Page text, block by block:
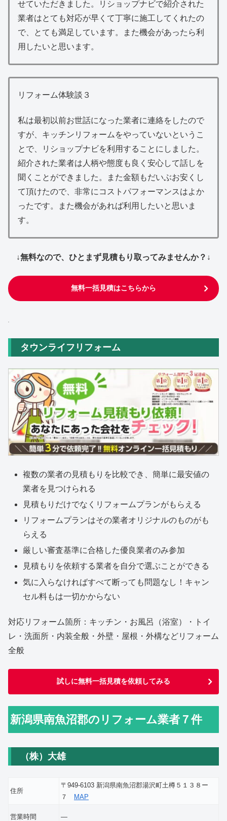
せていただきました。リショップナビで紹介された
業者はとても対応が早くて丁寧に施工してくれたの
で、とても満足しています。また機会があったら利
用したいと思います。
リフォーム体験談３
私は最初以前お世話になった業者に連絡をしたので
すが、キッチンリフォームをやっていないというこ
とで、リショップナビを利用することにしました。
紹介された業者は人柄や態度も良く安心して話しを
聞くことができました。また金額もだいぶお安くし
て頂けたので、非常にコストパフォーマンスはよか
ったです。また機会があれば利用したいと思いま
す。
↓無料なので、ひとまず見積もり取ってみませんか？↓
無料一括見積はこちらから
タウンライフリフォーム
複数の業者の見積もりを比較でき、簡単に最安値の
業者を見つけられる
見積もりだけでなくリフォームプランがもらえる
リフォームプランはその業者オリジナルのものがも
らえる
厳しい審査基準に合格した優良業者のみ参加
見積もりを依頼する業者を自分で選ぶことができる
気に入らなければすべて断っても問題なし！キャン
セル料もは一切かからない
対応リフォーム箇所：キッチン・お風呂（浴室）・トイ
レ・洗面所・内装全般・外壁・屋根・外構などリフォーム
全般
試しに無料一括見積を依頼してみる
新潟県南魚沼郡のリフォーム業者７件
（株）大雄
住所
〒949-6103 新潟県南魚沼郡湯沢町土樽５１３８ー
７
MAP
営業時間 ―